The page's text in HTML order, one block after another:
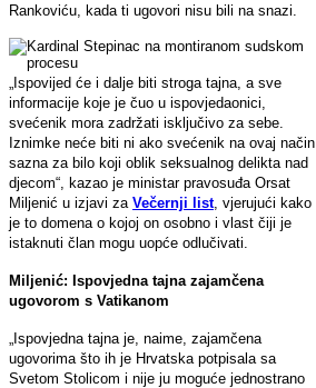
Rankoviću, kada ti ugovori nisu bili na snazi.
„Ispovijed će i dalje biti stroga tajna, a sve
informacije koje je čuo u ispovjedaonici,
svećenik mora zadržati isključivo za sebe.
Iznimke neće biti ni ako svećenik na ovaj način
sazna za bilo koji oblik seksualnog delikta nad
djecom“, kazao je ministar pravosuđa Orsat
Miljenić u izjavi za Večernji list, vjerujući kako
je to domena o kojoj on osobno i vlast čiji je
istaknuti član mogu uopće odlučivati.
Miljenić: Ispovjedna tajna zajamčena
ugovorom s Vatikanom
„Ispovjedna tajna je, naime, zajamčena
ugovorima što ih je Hrvatska potpisala sa
Svetom Stolicom i nije ju moguće jednostrano